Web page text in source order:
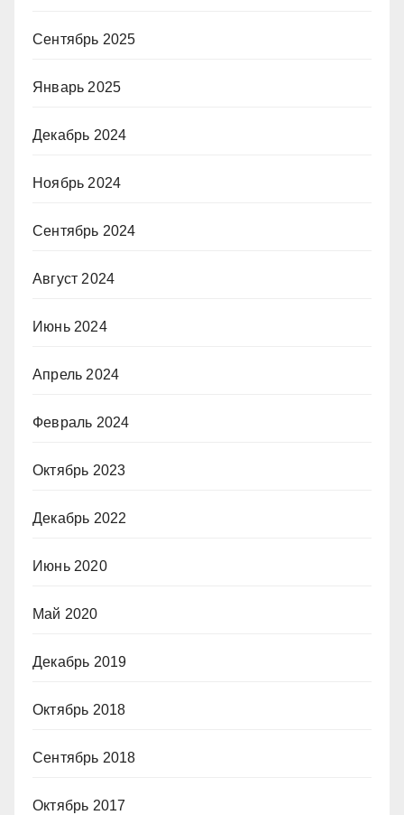
Сентябрь 2025
Январь 2025
Декабрь 2024
Ноябрь 2024
Сентябрь 2024
Август 2024
Июнь 2024
Апрель 2024
Февраль 2024
Октябрь 2023
Декабрь 2022
Июнь 2020
Май 2020
Декабрь 2019
Октябрь 2018
Сентябрь 2018
Октябрь 2017